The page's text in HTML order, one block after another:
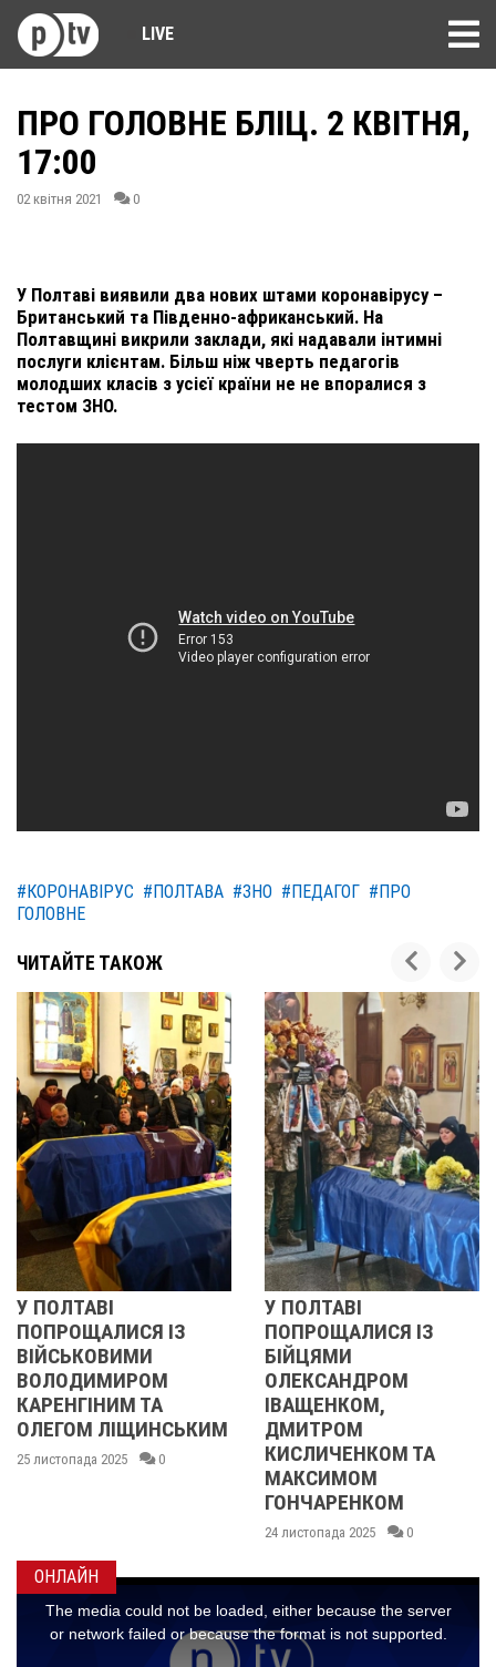
LIVE
ПРО ГОЛОВНЕ БЛІЦ. 2 КВІТНЯ,
17:00
02 квітня 2021 0
У Полтаві виявили два нових штами коронавірусу –
Британський та Південно-африканський. На
Полтавщині викрили заклади, які надавали інтимні
послуги клієнтам. Більш ніж чверть педагогів
молодших класів з усієї країни не не впоралися з
тестом ЗНО.
#КОРОНАВІРУС #ПОЛТАВА #ЗНО #ПЕДАГОГ #ПРО
ГОЛОВНЕ
ЧИТАЙТЕ ТАКОЖ
ІЗ
ТА
0
ПОПРОЩАЛИСЯ ІЗ
ОЛЕКСАНДРОМ
ІВАЩЕНКОМ,
ДМИТРОМ
КИСЛИЧЕНКОМ ТА
МАКСИМОМ
ГОНЧАРЕНКОМ
24 листопада 2025 0
2013
ОНЛАЙН